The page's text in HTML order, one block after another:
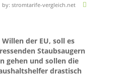
by: stromtarife-vergleich.net
der EU, soll es
Staubsaugern
gehen und sollen die
drastisch